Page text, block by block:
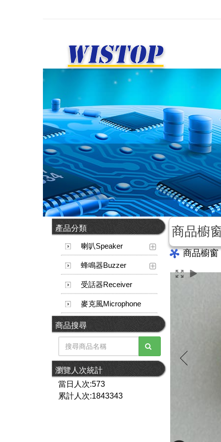
產品分類
喇叭Speaker
蜂鳴器Buzzer
受話器Receiver
麥克風Microphone
商品搜尋
瀏覽人次統計
當日人次:573
累計人次:1843343
商品櫥
商品櫥窗